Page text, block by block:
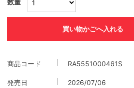
数量
商品コード RA5551000461S
発売日 2026/07/06